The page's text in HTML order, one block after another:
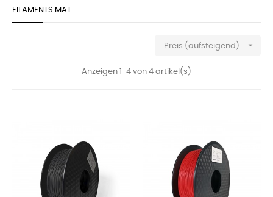
FILAMENTS MAT
Preis (aufsteigend) 
Anzeigen 1-4 von 4 artikel(s)